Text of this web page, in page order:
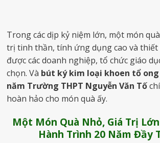
Trong các dịp kỷ niệm lớn, một món
trị tinh thần, tính ứng dụng cao và
được các doanh nghiệp, tổ chức giáo
chọn. Và bút ký kim loại khoen tổ ong
năm Trường THPT Nguyễn Văn Tố
hoàn hảo cho món quà ấy.
Một Món Quà Nhỏ, Giá Trị
Hành Trình 20 Năm Đầy